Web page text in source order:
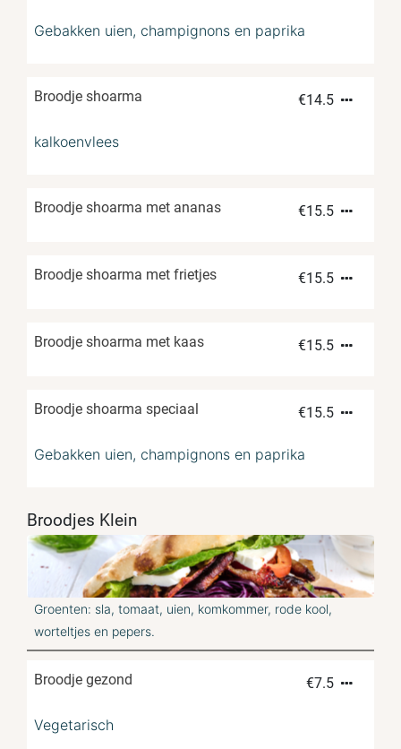
Gebakken uien, champignons en paprika
Broodje shoarma €14.5
kalkoenvlees
Broodje shoarma met ananas €15.5
Broodje shoarma met frietjes €15.5
Broodje shoarma met kaas €15.5
Broodje shoarma speciaal €15.5
Gebakken uien, champignons en paprika
Broodjes Klein
Groenten: sla, tomaat, uien, komkommer, rode kool,
worteltjes en pepers.
Broodje gezond €7.5
Vegetarisch